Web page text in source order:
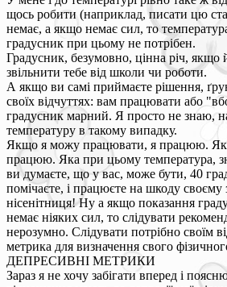
щось робити (наприклад, писати цю
немає, а якщо немає сил, то температура
градусник при цьому не потрібен.
Градусник, безумовно, цінна річ, якщо
звільнити тебе від школи чи роботи.
А якщо ви самі приймаєте рішення,
своїх відчуттях: вам працювати або
градусник марний. Я просто не знаю,
температуру в такому випадку.
Якщо я можу працювати, я працюю.
працюю. Яка при цьому температура,
ви думаєте, що у вас, може бути, 40
помічаєте, і працюєте на шкоду
нісенітниця! Ну а якщо показання
немає ніяких сил, то слідувати
нерозумно. Слідувати потрібно своїм
метрика для визначення свого
ДЕПРЕСИВНІ МЕТРИКИ
Зараз я не хочу забігати вперед і